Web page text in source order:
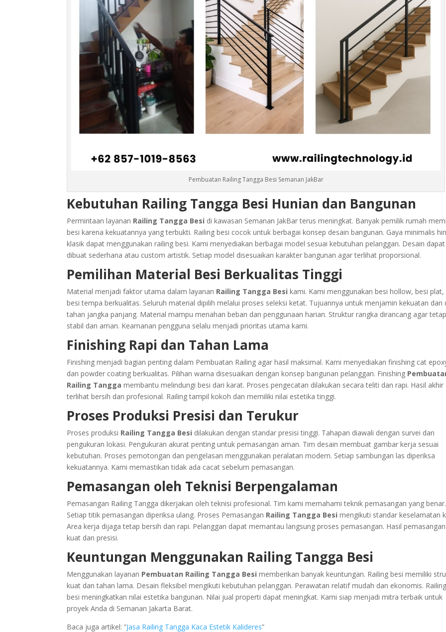
Pembuatan Railing Tangga Besi Semanan JakBar
Kebutuhan Railing Tangga Besi Hunian dan Bangunan
Permintaan layanan Railing Tangga Besi di kawasan Semanan JakBar terus meningkat. Banyak pemilik rumah
besi karena kekuatannya yang terbukti. Railing besi cocok untuk berbagai konsep desain bangunan. Gaya minimalis
klasik dapat menggunakan railing besi. Kami menyediakan berbagai model sesuai kebutuhan pelanggan. Desain dapat
dibuat sederhana atau custom artistik. Setiap model disesuaikan karakter bangunan agar terlihat proporsional.
Pemilihan Material Besi Berkualitas Tinggi
Material menjadi faktor utama dalam layanan Railing Tangga Besi kami. Kami menggunakan besi hollow, besi plat,
besi tempa berkualitas. Seluruh material dipilih melalui proses seleksi ketat. Tujuannya untuk menjamin kekuatan dan
tahan jangka panjang. Material mampu menahan beban dan penggunaan harian. Struktur rangka dirancang agar
stabil dan aman. Keamanan pengguna selalu menjadi prioritas utama kami.
Finishing Rapi dan Tahan Lama
Finishing menjadi bagian penting dalam Pembuatan Railing agar hasil maksimal. Kami menyediakan finishing cat
dan powder coating berkualitas. Pilihan warna disesuaikan dengan konsep bangunan pelanggan. Finishing
Railing Tangga membantu melindungi besi dari karat. Proses pengecatan dilakukan secara teliti dan rapi. Hasil akhir
terlihat bersih dan profesional. Railing tampil kokoh dan memiliki nilai estetika tinggi.
Proses Produksi Presisi dan Terukur
Proses produksi Railing Tangga Besi dilakukan dengan standar presisi tinggi. Tahapan diawali dengan survei dan
pengukuran lokasi. Pengukuran akurat penting untuk pemasangan aman. Tim desain membuat gambar kerja sesuai
kebutuhan. Proses pemotongan dan pengelasan menggunakan peralatan modern. Setiap sambungan las diperiksa
kekuatannya. Kami memastikan tidak ada cacat sebelum pemasangan.
Pemasangan oleh Teknisi Berpengalaman
Pemasangan Railing Tangga dikerjakan oleh teknisi profesional. Tim kami memahami teknik pemasangan yang benar.
Setiap titik pemasangan diperiksa ulang. Proses Pemasangan Railing Tangga Besi mengikuti standar keselamatan
Area kerja dijaga tetap bersih dan rapi. Pelanggan dapat memantau langsung proses pemasangan. Hasil pemasangan
kuat dan presisi.
Keuntungan Menggunakan Railing Tangga Besi
Menggunakan layanan Pembuatan Railing Tangga Besi memberikan banyak keuntungan. Railing besi memiliki
kuat dan tahan lama. Desain fleksibel mengikuti kebutuhan pelanggan. Perawatan relatif mudah dan ekonomis.
besi meningkatkan nilai estetika bangunan. Nilai jual properti dapat meningkat. Kami siap menjadi mitra terbaik untuk
proyek Anda di Semanan Jakarta Barat.
Baca juga artikel: ”Jasa Railing Tangga Kaca Estetik Kalideres”